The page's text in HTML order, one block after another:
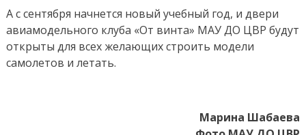
А с сентября начнется новый учебный год, и двери
авиамодельного клуба «От винта» МАУ ДО ЦВР будут
открыты для всех желающих строить модели
самолетов и летать.
Марина Шабаева